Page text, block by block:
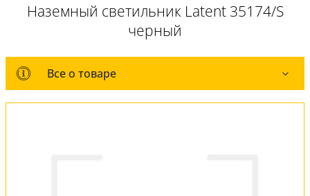
Наземный светильник Latent 35174/S
черный
Все о товаре
Все о товаре